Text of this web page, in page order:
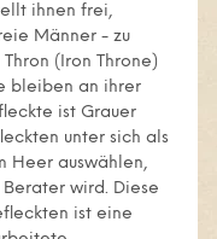
ihnen frei,
Männer - zu
(Iron Throne)
bleiben an ihrer
ist Grauer
unter sich als
Heer auswählen,
wird. Diese
ist eine